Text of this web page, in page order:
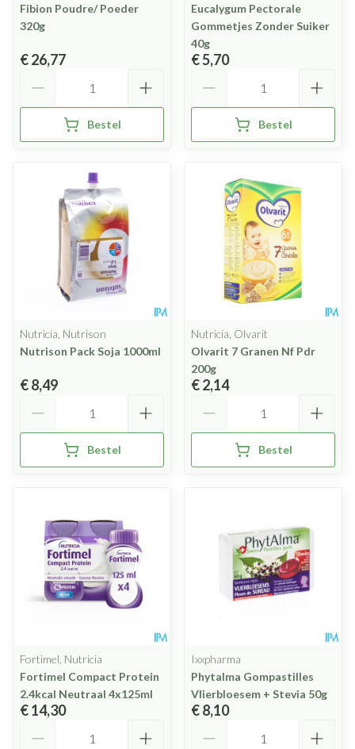
Fibion Poudre/ Poeder
320g
€ 26,77
Bestel
Eucalygum Pectorale
Gommetjes Zonder Suiker
40g
€ 5,70
Bestel
Nutricia, Nutrison
Nutrison Pack Soja 1000ml
€ 8,49
Bestel
Nutricia, Olvarit
Olvarit 7 Granen Nf Pdr
200g
€ 2,14
Bestel
Fortimel, Nutricia
Fortimel Compact Protein
2.4kcal Neutraal 4x125ml
€ 14,30
Ixxpharma
Phytalma Gompastilles
Vlierbloesem + Stevia 50g
€ 8,10